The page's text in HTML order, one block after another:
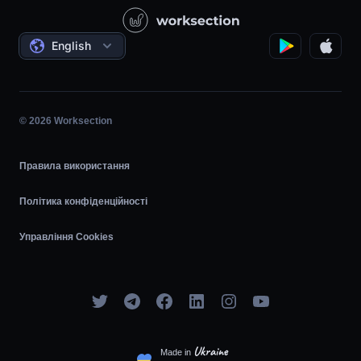
Проєктний менеджмент
Погодинка
Угоди
English
© 2026 Worksection
Правила використання
Політика конфіденційності
Управління Cookies
Made in Ukraine